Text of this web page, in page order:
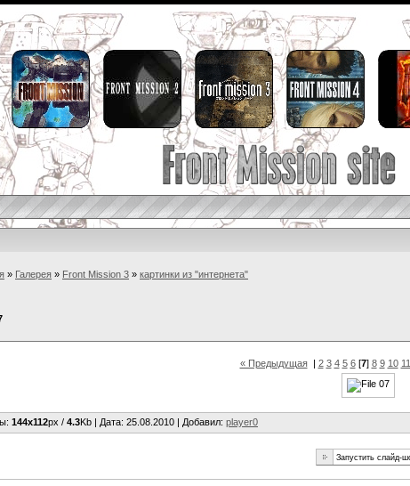
» Галерея » Front Mission 3 » картинки из "интернета"
« Предыдущая| 2 3 4 5 6[7] 8 9 10 11
: 144x112px / 4.3Kb | Дата: 25.08.2010 | Добавил: player0